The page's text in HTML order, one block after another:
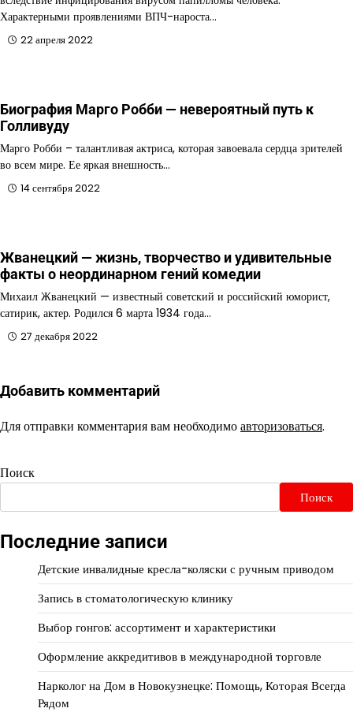
Характерными проявлениями ВПЧ-нароста…
22 апреля 2022
Биография Марго Робби — невероятный путь к
Голливуду
Марго Робби – талантливая актриса, которая завоевала сердца зрителей
во всем мире. Ее яркая внешность…
14 сентября 2022
Жванецкий — жизнь, творчество и удивительные
факты о неординарном гений комедии
Михаил Жванецкий — известный советский и российский юморист,
сатирик, актер. Родился 6 марта 1934 года…
27 декабря 2022
Добавить комментарий
Для отправки комментария вам необходимоавторизоваться.
Поиск
Поиск
Последние записи
Детские инвалидные кресла-коляски с ручным приводом
Запись в стоматологическую клинику
Выбор гонгов: ассортимент и характеристики
Оформление аккредитивов в международной торговле
Нарколог на Дом в Новокузнецке: Помощь, Которая Всегда
Рядом